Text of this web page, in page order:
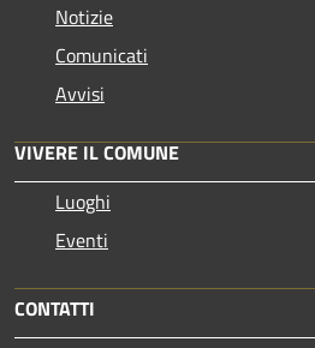
Notizie
Comunicati
Avvisi
VIVERE IL COMUNE
Luoghi
Eventi
CONTATTI